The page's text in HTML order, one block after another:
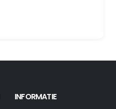
INFORMATIE